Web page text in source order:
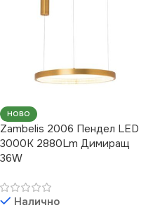
НОВО
Zambelis 2006 Пендел LED
3000K 2880Lm Димиращ
36W
Налично